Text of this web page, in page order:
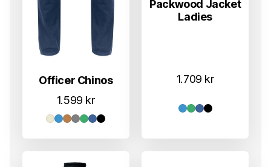
Officer Chinos
1.599 kr
Packwood Jacket
Ladies
1.709 kr